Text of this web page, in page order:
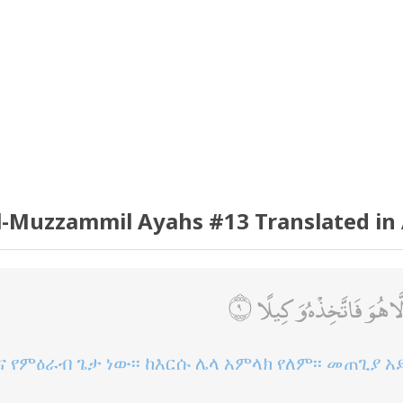
Muzzammil Ayahs #13 Translated
هُوَ فَاتَّخِذْهُ وَكِيلًا
ጌታ ነው፡፡ ከእርሱ ሌላ አምላክ የለም፡፡ መጠጊያ